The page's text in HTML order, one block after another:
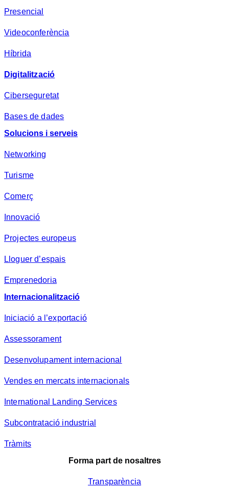
s
a
Presencial
Videoconferència
Híbrida
Digitalització
Ciberseguretat
Bases de dades
Solucions i serveis
Networking
Turisme
Comerç
Innovació
Projectes europeus
Lloguer d’espais
Emprenedoria
Internacionalització
Iniciació a l’exportació
Assessorament
Desenvolupament internacional
Vendes en mercats internacionals
International Landing Services
Subcontratació industrial
Tràmits
Forma part de nosaltres
Transparència